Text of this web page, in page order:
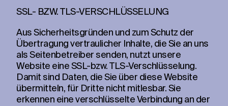
SSL- BZW. TLS-VERSCHLÜSSELUNG
Aus Sicherheitsgründen und zum Schutz der
Übertragung vertraulicher Inhalte, die Sie an uns
als Seitenbetreiber senden, nutzt unsere
Website eine SSL-bzw. TLS-Verschlüsselung.
Damit sind Daten, die Sie über diese Website
übermitteln, für Dritte nicht mitlesbar. Sie
erkennen eine verschlüsselte Verbindung an der